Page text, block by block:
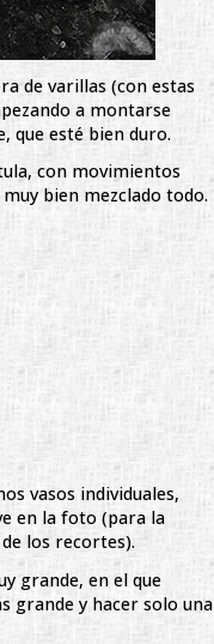
de varillas (con estas
a montarse
que esté bien duro.
con movimientos
bien mezclado todo.
vasos individuales,
en la foto (para la
los recortes).
grande, en el que
grande y hacer solo una